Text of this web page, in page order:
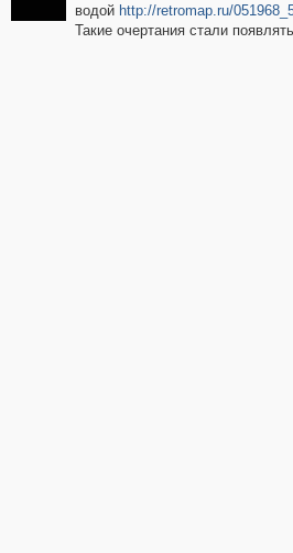
водой http://retromap.ru/
Такие очертания стали